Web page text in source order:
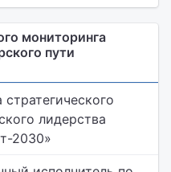
мониторинга
пути
лидерства
2030»